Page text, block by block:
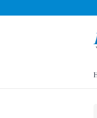
Ahmad Rizky Minta